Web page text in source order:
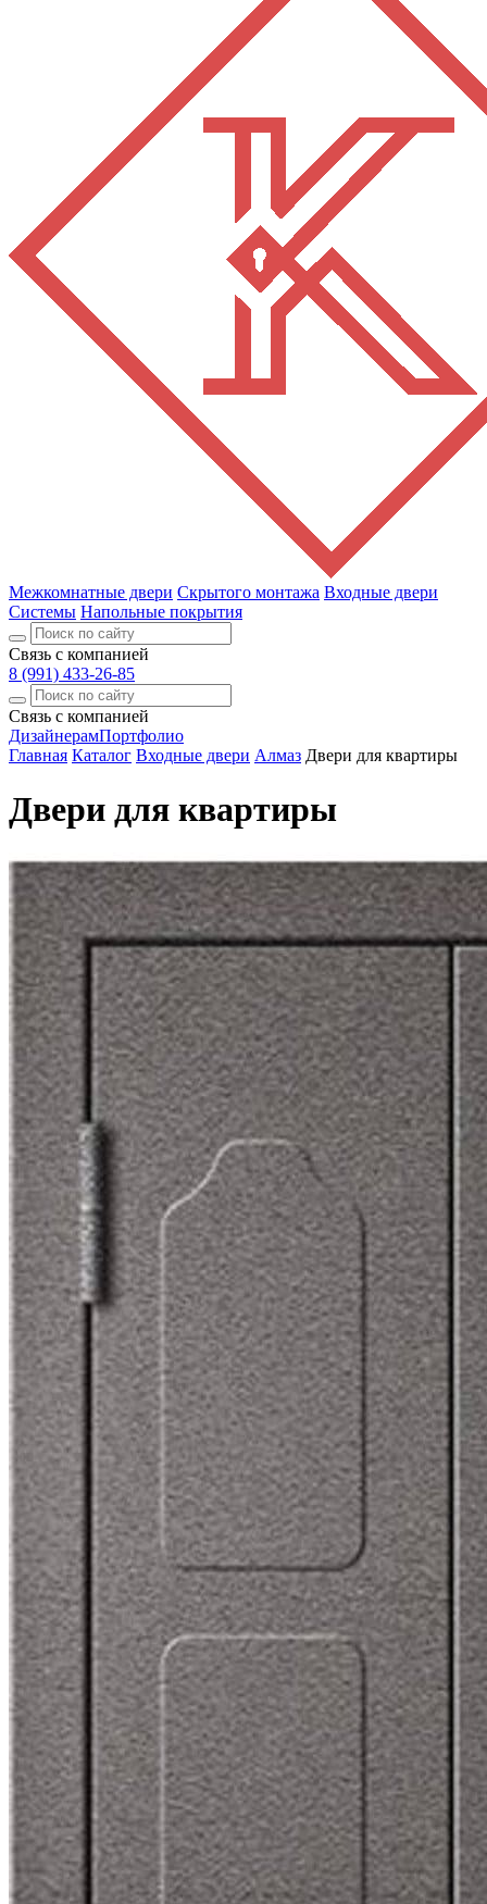
Межкомнатные двери Скрытого монтажа Входные двери
Системы Напольные покрытия
Связь с компанией
8 (991) 433-26-85
Связь с компанией
ДизайнерамПортфолио
Главная Каталог Входные двери Алмаз Двери для квартиры
Двери для квартиры